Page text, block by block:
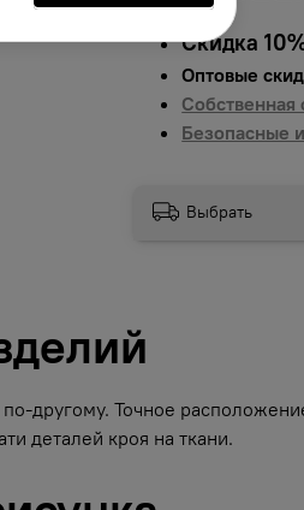
Скидка
Оптовые
Собственная
Безопасные
Выбрать
другому. Точное
деталей кроя на ткани.